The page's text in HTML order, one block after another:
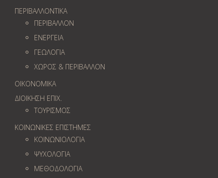
ΠΕΡΙΒΑΛΛΟΝΤΙΚΑ
ΠΕΡΙΒΑΛΛΟΝ
ΕΝΕΡΓΕΙΑ
ΓΕΩΛOΓΙΑ
ΧΩΡΟΣ & ΠΕΡΙΒΑΛΛΟΝ
ΟΙΚΟΝΟΜΙΚΑ
ΔΙΟΙΚΗΣΗ ΕΠΙΧ.
ΤΟΥΡΙΣΜΟΣ
ΚΟΙΝΩΝΙΚΕΣ ΕΠΙΣΤΗΜΕΣ
ΚΟΙΝΩΝΙΟΛΟΓΙΑ
ΨΥΧΟΛΟΓΙΑ
ΜΕΘΟΔΟΛΟΓΙΑ